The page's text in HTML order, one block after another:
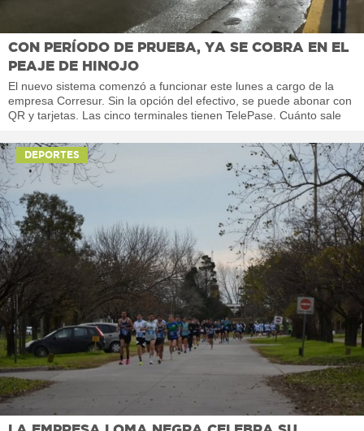
CON PERÍODO DE PRUEBA, YA SE COBRA EN EL
PEAJE DE HINOJO
El nuevo sistema comenzó a funcionar este lunes a cargo de la
empresa Corresur. Sin la opción del efectivo, se puede abonar con
QR y tarjetas. Las cinco terminales tienen TelePase. Cuánto sale
DEPORTES